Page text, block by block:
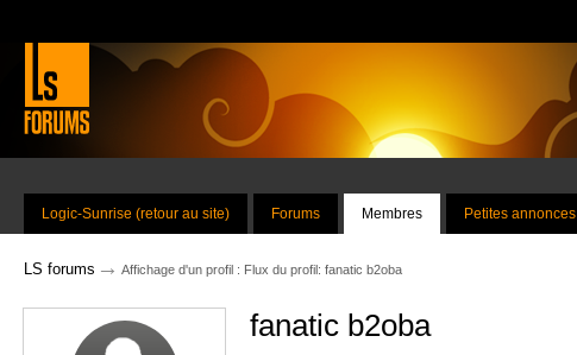
Logic-Sunrise (retour au site) Forums Membres Petites annonces
LS forums → Affichage d'un profil : Flux du profil: fanatic b2oba
fanatic b2oba